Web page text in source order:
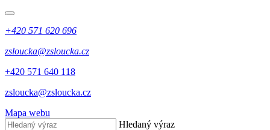
+420 571 620 696
zsloucka@zsloucka.cz
+420 571 640 118
zsloucka@zsloucka.cz
Mapa webu
Hledaný výraz